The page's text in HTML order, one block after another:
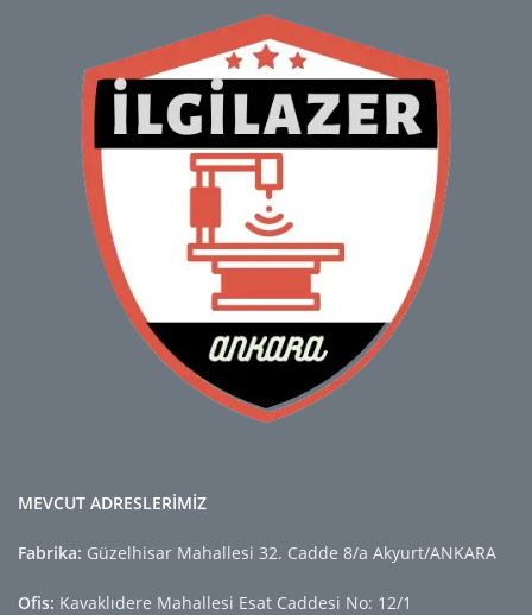
MEVCUT ADRESLERİMİZ
Fabrika: Güzelhisar Mahallesi 32. Cadde 8/a Akyurt/ANKARA
Ofis: Kavaklıdere Mahallesi Esat Caddesi No: 12/1